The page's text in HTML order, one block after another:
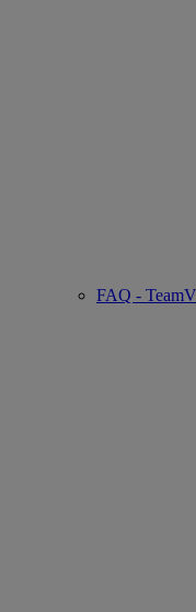
FAQ -